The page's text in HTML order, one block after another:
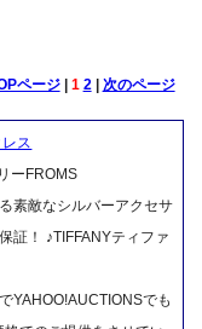
ページ| 1 2| 次のページ
ス
ーFROMS
素敵なシルバーアクセサ
証！ ♪TIFFANYティファ
でも